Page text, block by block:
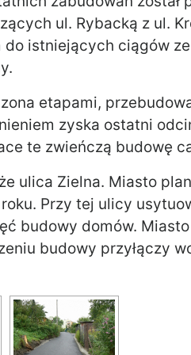
ul. Rybacką z ul.
istniejących ciągów
etapami,
zyska ostatni
te zwieńczą budowę
ulica Zielna. Miasto
Przy tej ulicy
budowy domów.
budowy przyłączy